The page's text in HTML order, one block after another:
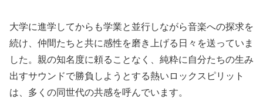
大学に進学してからも学業と並行しながら音楽への探求を
続け、仲間たちと共に感性を磨き上げる日々を送っていま
した。親の知名度に頼ることなく、純粋に自分たちの生み
出すサウンドで勝負しようとする熱いロックスピリット
は、多くの同世代の共感を呼んでいます。